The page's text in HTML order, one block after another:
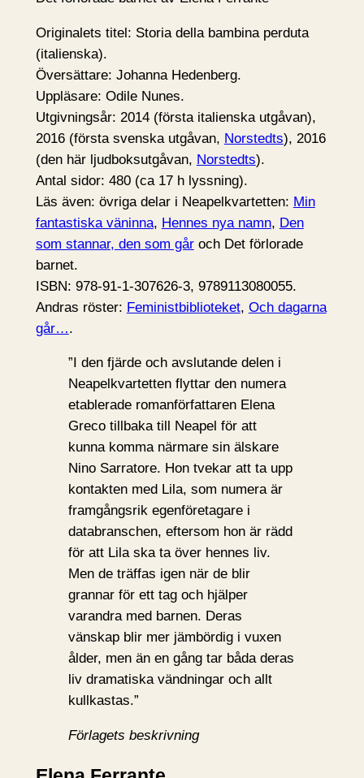
Originalets titel: Storia della bambina perduta
(italienska).
Översättare: Johanna Hedenberg.
Uppläsare: Odile Nunes.
Utgivningsår: 2014 (första italienska utgåvan),
2016 (första svenska utgåvan, Norstedts), 2016
(den här ljudboksutgåvan, Norstedts).
Antal sidor: 480 (ca 17 h lyssning).
Läs även: övriga delar i Neapelkvartetten: Min
fantastiska väninna, Hennes nya namn, Den
som stannar, den som gåroch Det förlorade
barnet.
ISBN: 978-91-1-307626-3, 9789113080055.
Andras röster: Feministbiblioteket, Och dagarna
går….
”I den fjärde och avslutande delen i
Neapelkvartetten flyttar den numera
etablerade romanförfattaren Elena
Greco tillbaka till Neapel för att
kunna komma närmare sin älskare
Nino Sarratore. Hon tvekar att ta upp
kontakten med Lila, som numera är
framgångsrik egenföretagare i
databranschen, eftersom hon är rädd
för att Lila ska ta över hennes liv.
Men de träffas igen när de blir
grannar för ett tag och hjälper
varandra med barnen. Deras
vänskap blir mer jämbördig i vuxen
ålder, men än en gång tar båda deras
liv dramatiska vändningar och allt
kullkastas.”
Förlagets beskrivning